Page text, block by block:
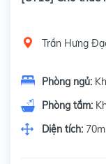
Trần Hưng
Phòng ngủ:
Phòng tắm:
Diện tích: